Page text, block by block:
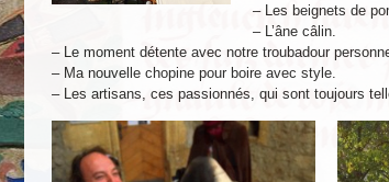
– Les beignets de
– L’âne câlin.
– Le moment détente avec notre troubadour
– Ma nouvelle chopine pour boire avec style.
– Les artisans, ces passionnés, qui sont toujours